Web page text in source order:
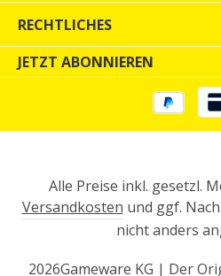
RECHTLICHES
JETZT ABONNIEREN
Alle Preise inkl. gesetzl.
Versandkosten und ggf.
nicht anders
2026Gameware KG | Der